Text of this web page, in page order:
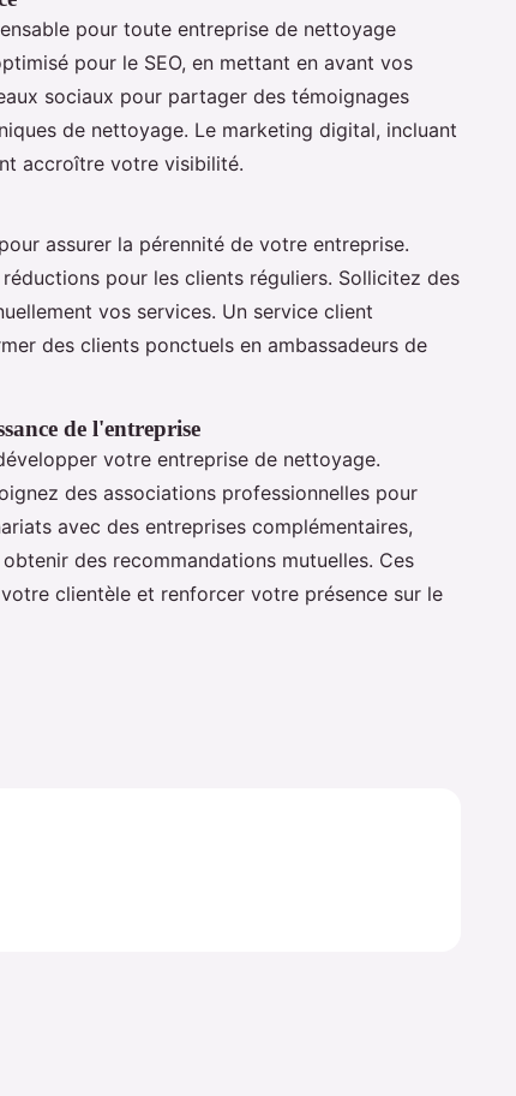
pour toute entreprise de nettoyage
pour le SEO, en mettant en avant vos
sociaux pour partager des témoignages
de nettoyage. Le marketing digital, incluant
accroître votre visibilité.
assurer la pérennité de votre entreprise.
pour les clients réguliers. Sollicitez des
vos services. Un service client
des clients ponctuels en ambassadeurs de
de l'entreprise
votre entreprise de nettoyage.
des associations professionnelles pour
avec des entreprises complémentaires,
des recommandations mutuelles. Ces
clientèle et renforcer votre présence sur le